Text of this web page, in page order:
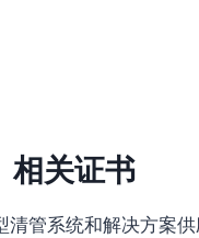
相关证书
清管系统和解决方案供